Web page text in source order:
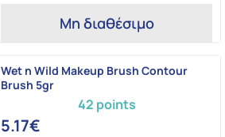
Μη διαθέσιμο
42 points
Wet n Wild Makeup Brush Contour
Brush 5gr
5.17€